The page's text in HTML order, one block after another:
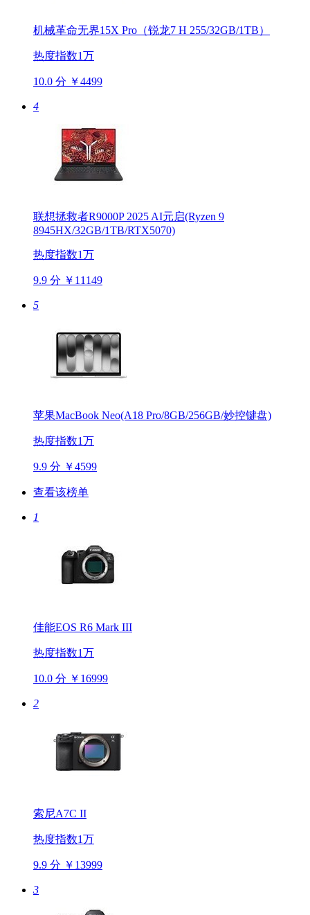
机械革命无界15X Pro（锐龙7 H 255/32GB/1TB）
热度指数1万
10.0 分 ￥4499
4
联想拯救者R9000P 2025 AI元启(Ryzen 9
8945HX/32GB/1TB/RTX5070)
热度指数1万
9.9 分 ￥11149
5
苹果MacBook Neo(A18 Pro/8GB/256GB/妙控键盘)
热度指数1万
9.9 分 ￥4599
查看该榜单
1
佳能EOS R6 Mark III
热度指数1万
10.0 分 ￥16999
2
索尼A7C II
热度指数1万
9.9 分 ￥13999
3